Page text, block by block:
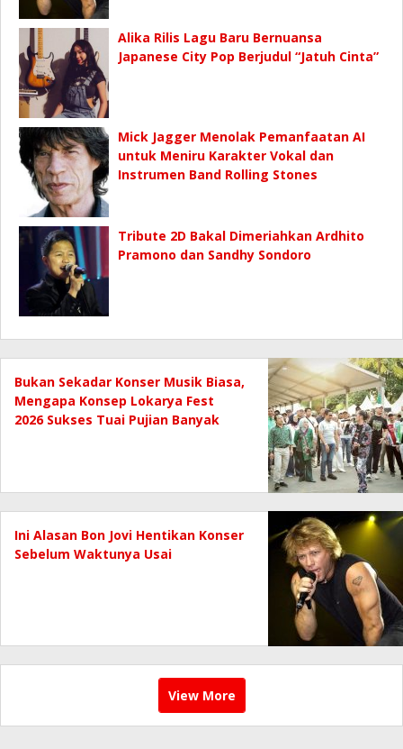
Alika Rilis Lagu Baru Bernuansa
Japanese City Pop Berjudul “Jatuh Cinta”
Mick Jagger Menolak Pemanfaatan AI
untuk Meniru Karakter Vokal dan
Instrumen Band Rolling Stones
Tribute 2D Bakal Dimeriahkan Ardhito
Pramono dan Sandhy Sondoro
Bukan Sekadar Konser Musik Biasa,
Mengapa Konsep Lokarya Fest
2026 Sukses Tuai Pujian Banyak
Ini Alasan Bon Jovi Hentikan Konser
Sebelum Waktunya Usai
View More